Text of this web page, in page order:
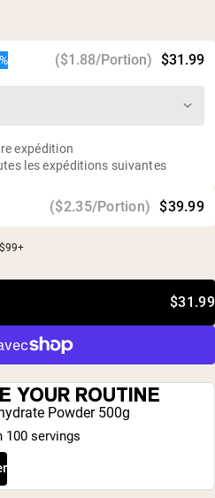
colorants artificiels
($2.35/Portion) $39.99
($1.88/Portion) $31.99
expédition
les expéditions suivantes
$31.99
YOUR ROUTINE
Powder 500g
100 servings